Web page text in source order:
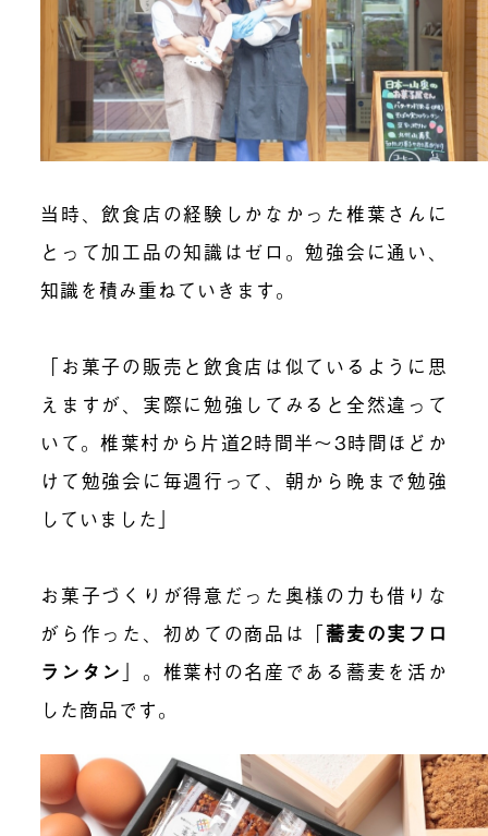
当時、飲食店の経験しかなかった椎葉さんに
とって加工品の知識はゼロ。勉強会に通い、
知識を積み重ねていきます。
「お菓子の販売と飲食店は似ているように思
えますが、実際に勉強してみると 全然違って
いて。椎葉村から片道2時間半〜3時間ほどか
けて勉強会に毎週行って、朝から晩まで勉強
していました」
お菓子づくりが得意だった奥様の力も借りな
がら作った、初めての商品は「蕎麦の実フロ
ランタン 」。椎葉村の名産である蕎麦を活か
した商品です。